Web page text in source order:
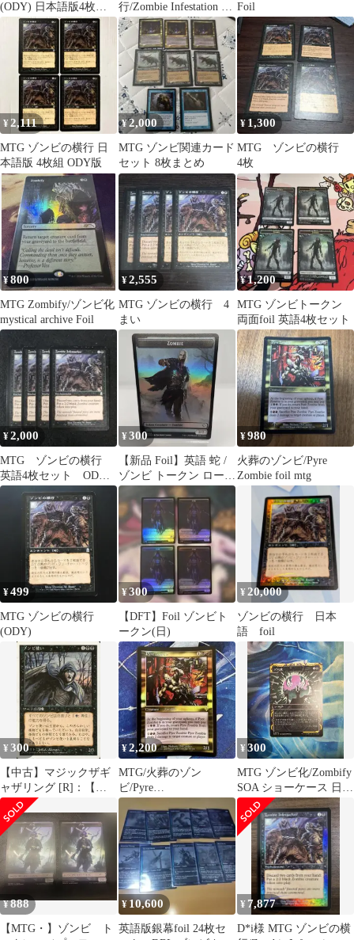
(ODY) 日本語版4枚セ
ット 表面ややキズ、汚
れあり
行/Zombie Infestation 英
語3枚
Foil
¥2,111
MTG ゾンビの横行 日
本語版 4枚組 ODY版
¥2,000
MTG ゾンビ関連カード
セット 8枚まとめ
¥ 1,300
MTG ゾンビの横行
4枚
¥800
MTG Zombify/ゾンビ化
mystical archive Foil
¥2,555
MTG ゾンビの横行 4
まい
¥1,200
MTG ゾンビトークン
両面foil 英語4枚セット
¥2,000
MTG ゾンビの横行
英語4枚セット ODY
版
¥300
【新品 Foil】英語 蛇 /
ゾンビ トークン ローウ
ィンの昏明 統率者 /
ECC Zombie / Snake
TOKEN
¥980
火葬のゾンビ/Pyre
Zombie foil mtg
¥499
MTG ゾンビの横行
(ODY)
¥300
【DFT】Foil ゾンビト
ークン(日)
¥ 20,000
ゾンビの横行 日本
語 foil
¥300
【中古】マジックザギ
ャザリング [R]：【白
枠】ゾンビ使い/Zombie
Master
¥2,200
MTG/火葬のゾン
ビ/Pyre
Zombie(INV)Foil
¥300
MTG ゾンビ化/Zombify
SOA ショーケース 日本
語版
¥888
【MTG・】ゾンビ ト
¥10,600
英語版銀幕foil 24枚セ
¥ 7,877
D*i様 MTG ゾンビの横